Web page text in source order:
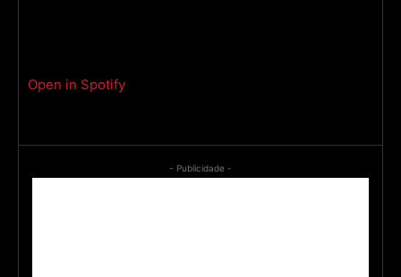
Open in Spotify
- Publicidade -